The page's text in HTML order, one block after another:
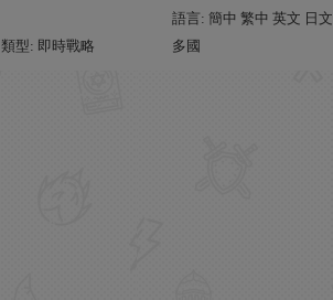
類型: 即時戰略
語言: 簡中 繁中 英文 日文
多國